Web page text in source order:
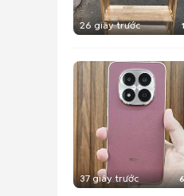
26 giây trước 1
37 giây trước 6